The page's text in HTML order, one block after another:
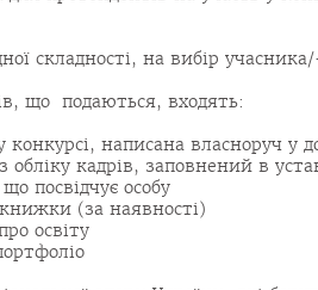
складності, на вибір
що подаються, входять:
конкурсі, написана власноруч у
обліку кадрів, заповнений в
посвідчує особу
(за наявності)
освіту